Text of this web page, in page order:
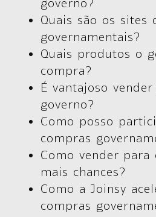
governo?
Quais são os sites
governamentais?
Quais produtos o
compra?
É vantajoso
governo?
Como posso
compras
Como vender para
mais chances?
Como a Joinsy
compras